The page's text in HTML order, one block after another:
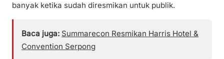
banyak ketika sudah diresmikan untuk publik.
Baca juga: Summarecon Resmikan Harris Hotel &
Convention Serpong